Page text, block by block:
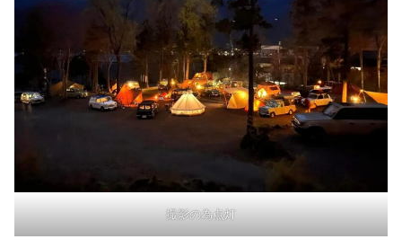
撮影の為点灯